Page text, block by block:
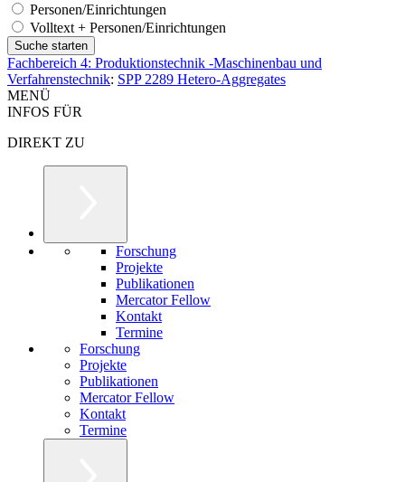
Personen/Einrichtungen
Volltext + Personen/Einrichtungen
Fachbereich 4: Produktionstechnik -Maschinenbau und
Verfahrenstechnik: SPP 2289 Hetero-Aggregates
MENÜ
INFOS FÜR
DIREKT ZU
Forschung
Projekte
Publikationen
Mercator Fellow
Kontakt
Termine
Forschung
Projekte
Publikationen
Mercator Fellow
Kontakt
Termine